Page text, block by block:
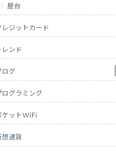
屋台
レジットカード
レンド
ログ
ログラミング
ケットWiFi
想通貨